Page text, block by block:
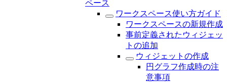
ペース
ワークスペース使い方ガイド
ワークスペースの新規作成
事前定義されたウィジェッ
トの追加
ウィジェットの作成
円グラフ作成時の注
意事項